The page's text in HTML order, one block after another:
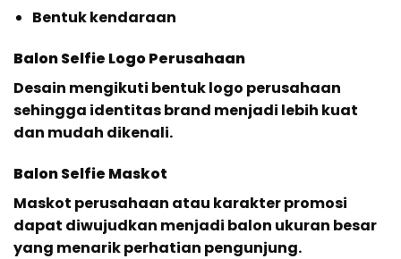
Bentuk kendaraan
Balon Selfie Logo Perusahaan
Desain mengikuti bentuk logo perusahaan
sehingga identitas brand menjadi lebih kuat
dan mudah dikenali.
Balon Selfie Maskot
Maskot perusahaan atau karakter promosi
dapat diwujudkan menjadi balon ukuran besar
yang menarik perhatian pengunjung.